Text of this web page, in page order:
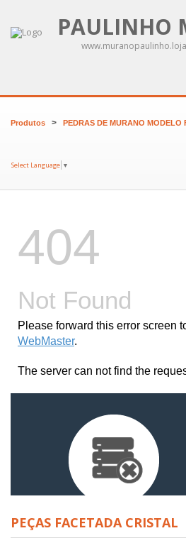
PAULINHO
Produtos > PEDRAS DE MURANO MODELO
Select Language ▼
PEÇAS FACETADA CRISTAL